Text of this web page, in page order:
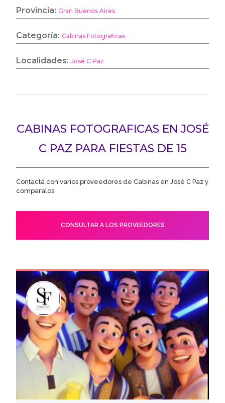
Provincia:Gran Buenos Aires
Categoría:Cabinas Fotograficas
Localidades:José C Paz
CABINAS FOTOGRAFICAS EN JOSÉ
C PAZ PARA FIESTAS DE 15
Contactá con varios proveedores de Cabinas en José C Paz y
comparalos
CONSULTAR A LOS PROVEEDORES